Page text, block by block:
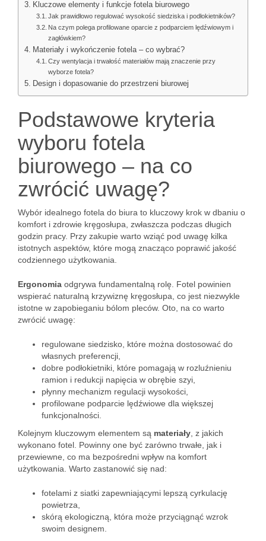
Kluczowe elementy i funkcje fotela biurowego
Jak prawidłowo regulować wysokość siedziska i podłokietników?
Na czym polega profilowane oparcie z podparciem lędźwiowym i
zagłówkiem?
Materiały i wykończenie fotela – co wybrać?
Czy wentylacja i trwałość materiałów mają znaczenie przy
wyborze fotela?
Design i dopasowanie do przestrzeni biurowej
Podstawowe kryteria
wyboru fotela
biurowego – na co
zwrócić uwagę?
Wybór idealnego fotela do biura to kluczowy krok w dbaniu o
komfort i zdrowie kręgosłupa, zwłaszcza podczas długich
godzin pracy. Przy zakupie warto wziąć pod uwagę kilka
istotnych aspektów, które mogą znacząco poprawić jakość
codziennego użytkowania.
Ergonomia odgrywa fundamentalną rolę. Fotel powinien
wspierać naturalną krzywiznę kręgosłupa, co jest niezwykle
istotne w zapobieganiu bólom pleców. Oto, na co warto
zwrócić uwagę:
regulowane siedzisko, które można dostosować do
własnych preferencji,
dobre podłokietniki, które pomagają w rozluźnieniu
ramion i redukcji napięcia w obrębie szyi,
płynny mechanizm regulacji wysokości,
profilowane podparcie lędźwiowe dla większej
funkcjonalności.
Kolejnym kluczowym elementem są materiały , z jakich
wykonano fotel. Powinny one być zarówno trwałe, jak i
przewiewne, co ma bezpośredni wpływ na komfort
użytkowania. Warto zastanowić się nad:
fotelami z siatki zapewniającymi lepszą cyrkulację
powietrza,
skórą ekologiczną, która może przyciągnąć wzrok
swoim designem.